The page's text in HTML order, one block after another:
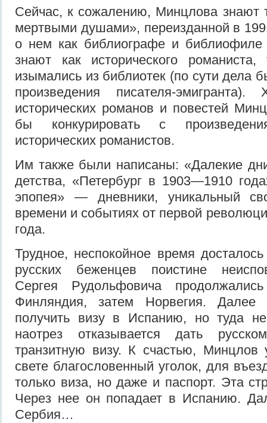
Сейчас, к сожалению, Минцлова знают
мертвыми душами», переизданной в
о нем как библиографе и
знают как исторического
изымались из библиотек (по сути дела
произведения писателя-эмигранта).
исторических романов и повестей
бы конкурировать с
исторических романистов.
Им также были написаны: «Далекие
детства, «Петербург в 1903—1910
эпопея» — дневники, уникальный
времени и событиях от первой
года.
Трудное, неспокойное время
русских беженцев поистине
Сергея Рудольфовича
Финляндия, затем Норвегия. Далее
получить визу в Испанию, но туда
наотрез отказывается дать
транзитную визу. К счастью, Минцлов
свете благословенный уголок, для
только виза, но даже и паспорт. Эта
Через нее он попадает в Испанию.
Сербия…